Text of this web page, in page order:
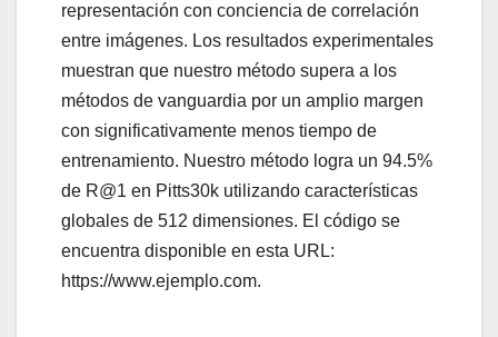
representación con conciencia de correlación
entre imágenes. Los resultados experimentales
muestran que nuestro método supera a los
métodos de vanguardia por un amplio margen
con significativamente menos tiempo de
entrenamiento. Nuestro método logra un 94.5%
de R@1 en Pitts30k utilizando características
globales de 512 dimensiones. El código se
encuentra disponible en esta URL:
https://www.ejemplo.com.